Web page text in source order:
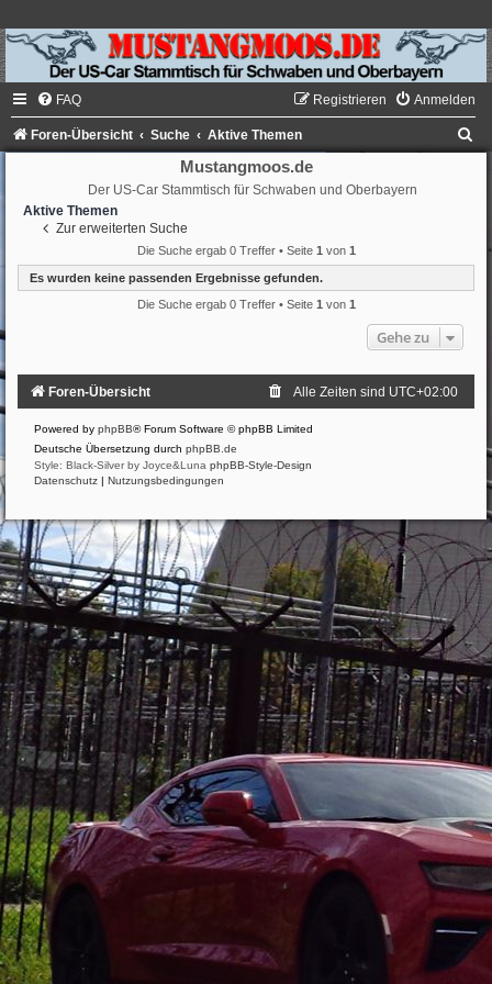
FAQ Anmelden
Registrieren
Foren-Übersicht Suche Aktive Themen
Mustangmoos.de
Der US-Car Stammtisch für Schwaben und Oberbayern
Aktive Themen
Zur erweiterten Suche
Die Suche ergab 0 Treffer • Seite 1von 1
Es wurden keine passenden Ergebnisse gefunden.
Die Suche ergab 0 Treffer • Seite 1von 1
Gehe zu
Foren-Übersicht Alle Zeiten sind UTC+02:00
Powered by phpBB® Forum Software © phpBB Limited
Deutsche Übersetzung durch phpBB.de
Style: Black-Silver by Joyce&Luna phpBB-Style-Design
Datenschutz
Nutzungsbedingungen